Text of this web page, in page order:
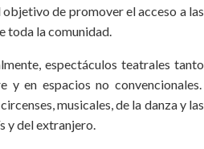
de promover el acceso a las
toda la comunidad.
espectáculos teatrales tanto
y en espacios no convencionales.
musicales, de la danza y las
y del extranjero.